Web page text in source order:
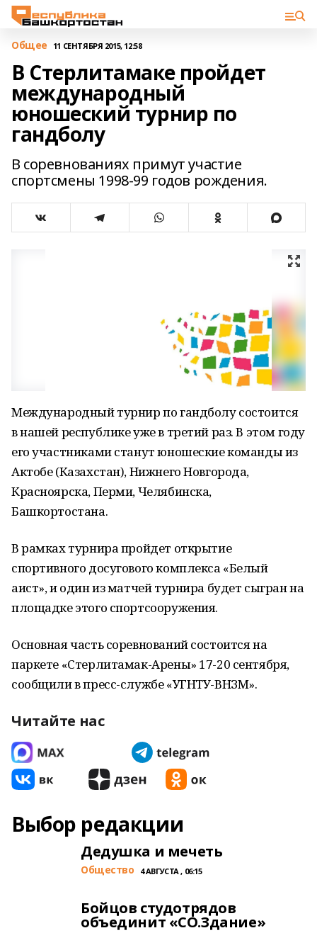
Общее 11 СЕНТЯБРЯ 2015, 12:58
В Стерлитамаке пройдет
международный
юношеский турнир по
гандболу
В соревнованиях примут участие
спортсмены 1998-99 годов рождения.
Международный турнир по гандболу состоится
в нашей республике уже в третий раз. В этом году
его участниками станут юношеские команды из
Актобе (Казахстан), Нижнего Новгорода,
Красноярска, Перми, Челябинска,
Башкортостана.
В рамках турнира пройдет открытие
спортивного досугового комплекса «Белый
аист», и один из матчей турнира будет сыгран на
площадке этого спортсооружения.
Основная часть соревнований состоится на
паркете «Стерлитамак-Арены» 17-20 сентября,
сообщили в пресс-службе «УГНТУ-ВНЗМ».
Читайте нас
Выбор редакции
Дедушка и мечеть
Общество 4 АВГУСТА , 06:15
Бойцов студотрядов
объединит «СО.Здание»